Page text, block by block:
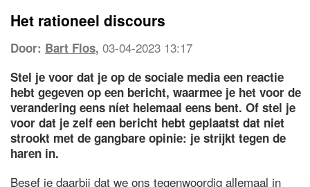
Het rationeel discours
Door: Bart Flos, 03-04-2023 13:17
Stel je voor dat je op de sociale media een reactie
hebt gegeven op een bericht, waarmee je het voor de
verandering eens níet helemaal eens bent. Of stel je
voor dat je zelf een bericht hebt geplaatst dat niet
strookt met de gangbare opinie: je strijkt tegen de
haren in.
Besef je daarbij dat we ons tegenwoordig allemaal in